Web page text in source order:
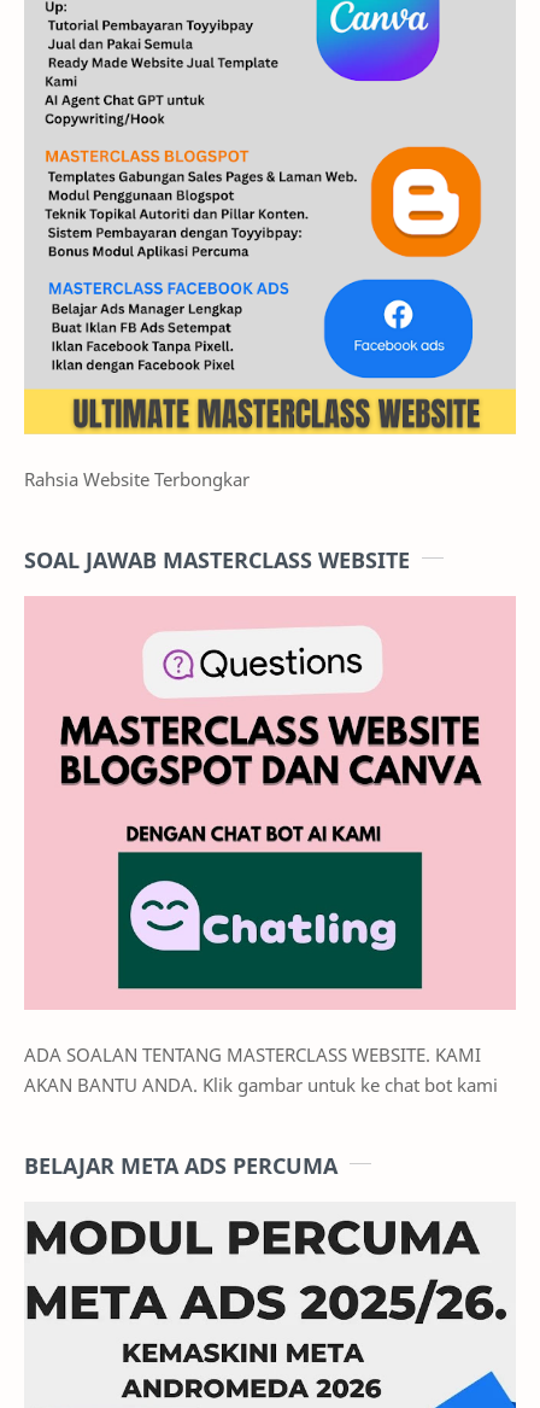
Rahsia Website Terbongkar
SOAL JAWAB MASTERCLASS WEBSITE
ADA SOALAN TENTANG MASTERCLASS WEBSITE. KAMI
AKAN BANTU ANDA. Klik gambar untuk ke chat bot kami
BELAJAR META ADS PERCUMA